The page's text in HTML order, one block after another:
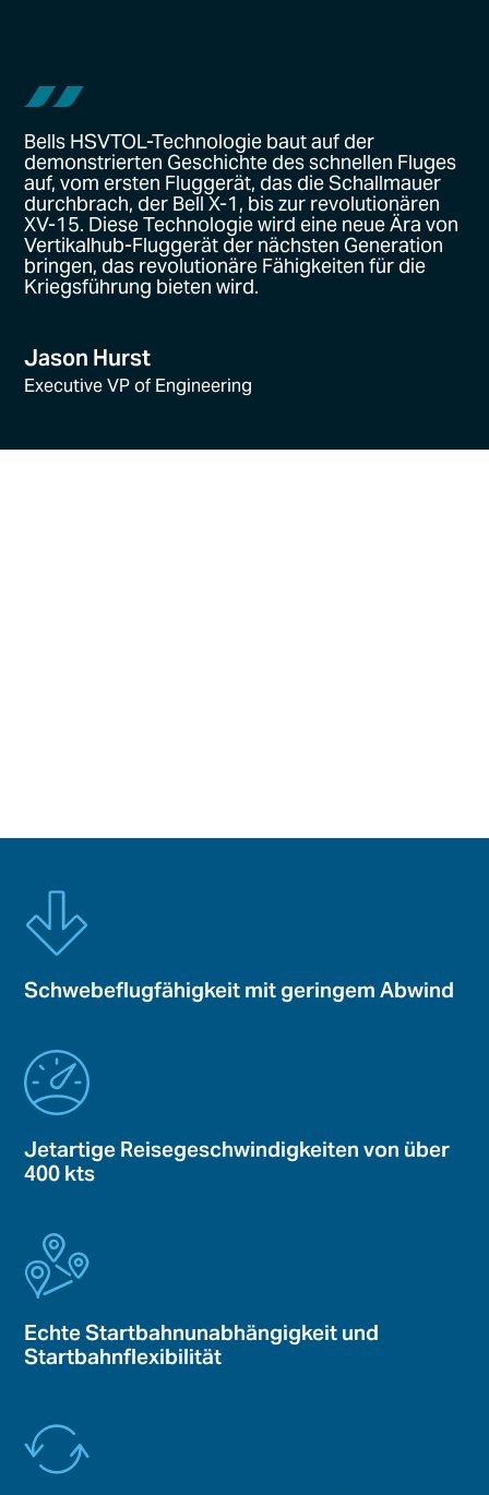
Bells HSVTOL-Technologie baut auf der
demonstrierten Geschichte des schnellen Fluges
auf, vom ersten Fluggerät, das die Schallmauer
durchbrach, der Bell X-1, bis zur revolutionären
XV-15. Diese Technologie wird eine neue Ära von
Vertikalhub-Fluggerät der nächsten Generation
bringen, das revolutionäre Fähigkeiten für die
Kriegsführung bieten wird.
Jason Hurst
Executive VP of Engineering
Schwebeflugfähigkeit mit geringem Abwind
Jetartige Reisegeschwindigkeiten von über
400 kts
Echte Startbahnunabhängigkeit und
Startbahnflexibilität